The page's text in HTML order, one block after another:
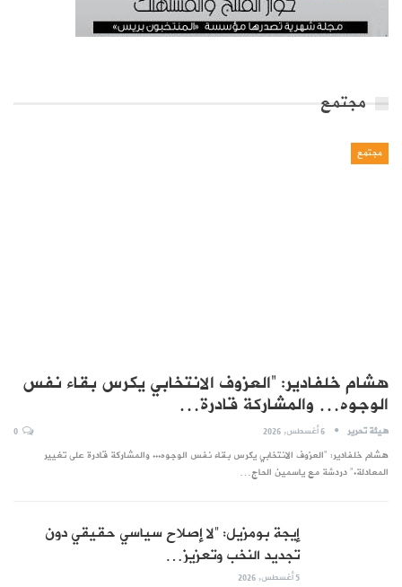
مجتمع
مجتمع
هشام خلفادير: “العزوف الانتخابي يكرس بقاء نفس
الوجوه… والمشاركة قادرة…
هيئة تحرير 6 أغسطس, 2026
هشام خلفادير: "العزوف الانتخابي يكرس بقاء نفس الوجوه... والمشاركة قادرة على تغيير
المعادلة." دردشة مع ياسمين الحاج…
إيجة بومزيل: “لا إصلاح سياسي حقيقي دون
تجديد النخب وتعزيز…
5 أغسطس, 2026